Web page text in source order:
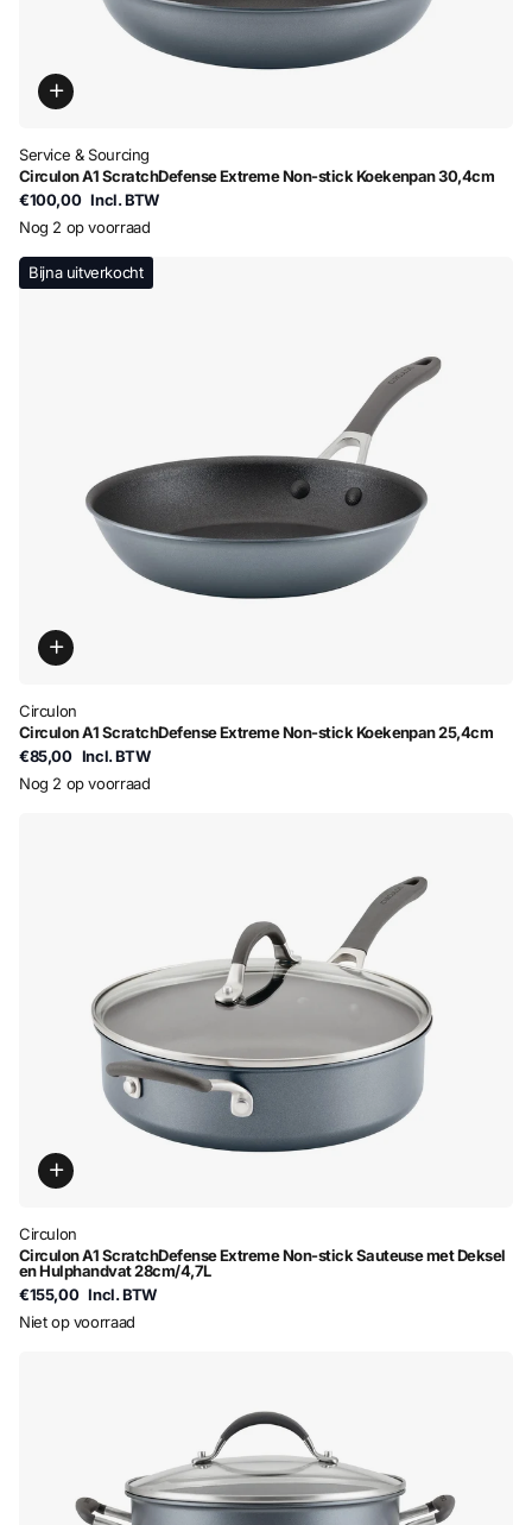
Service & Sourcing
Circulon A1 ScratchDefense Extreme Non-stick Koekenpan 30,4cm
€100,00 Incl. BTW
Nog 2 op voorraad
Bijna uitverkocht
Circulon
Circulon A1 ScratchDefense Extreme Non-stick Koekenpan 25,4cm
€85,00 Incl. BTW
Nog 2 op voorraad
Circulon
Circulon A1 ScratchDefense Extreme Non-stick Sauteuse met Deksel
en Hulphandvat 28cm/4,7L
€155,00 Incl. BTW
Niet op voorraad